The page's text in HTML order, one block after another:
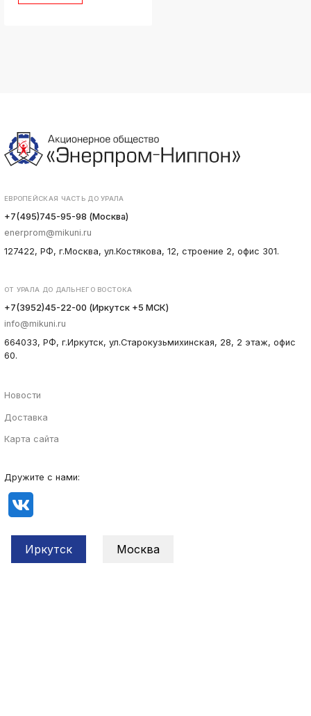
ЕВРОПЕЙСКАЯ ЧАСТЬ ДО УРАЛА
+7(495)745-95-98 (Москва)
enerprom@mikuni.ru
127422, РФ, г.Москва, ул.Костякова, 12, строение 2, офис 301.
ОТ УРАЛА ДО ДАЛЬНЕГО ВОСТОКА
+7(3952)45-22-00 (Иркутск +5 МСК)
info@mikuni.ru
664033, РФ, г.Иркутск, ул.Старокузьмихинская, 28, 2 этаж, офис
60.
Новости
Доставка
Карта сайта
Дружите с нами:
Иркутск Москва